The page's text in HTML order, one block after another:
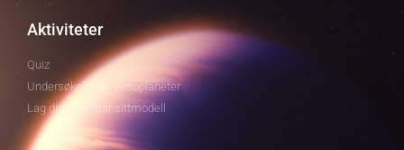
Aktiviteter
Quiz
Undersøkelse av eksoplaneter
Lag din egen transittmodell